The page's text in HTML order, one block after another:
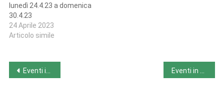
lunedì 24.4.23 a domenica
30.4.23
24 Aprile 2023
Articolo simile
Navigazione
Eventi in Sicilia da lunedì 24.4.23 a domenica 30.4.23